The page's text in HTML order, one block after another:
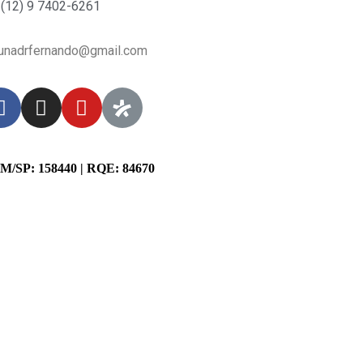
(12) 9 7402-6261
gmail.com
SP: 158440 | RQE: 84670